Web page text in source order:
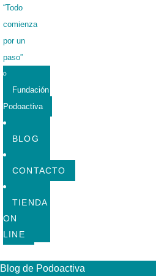
“Todo
comienza
por un
paso”
Fundación
Podoactiva
BLOG
CONTACTO
TIENDA
ON
LINE
Blog de Podoactiva